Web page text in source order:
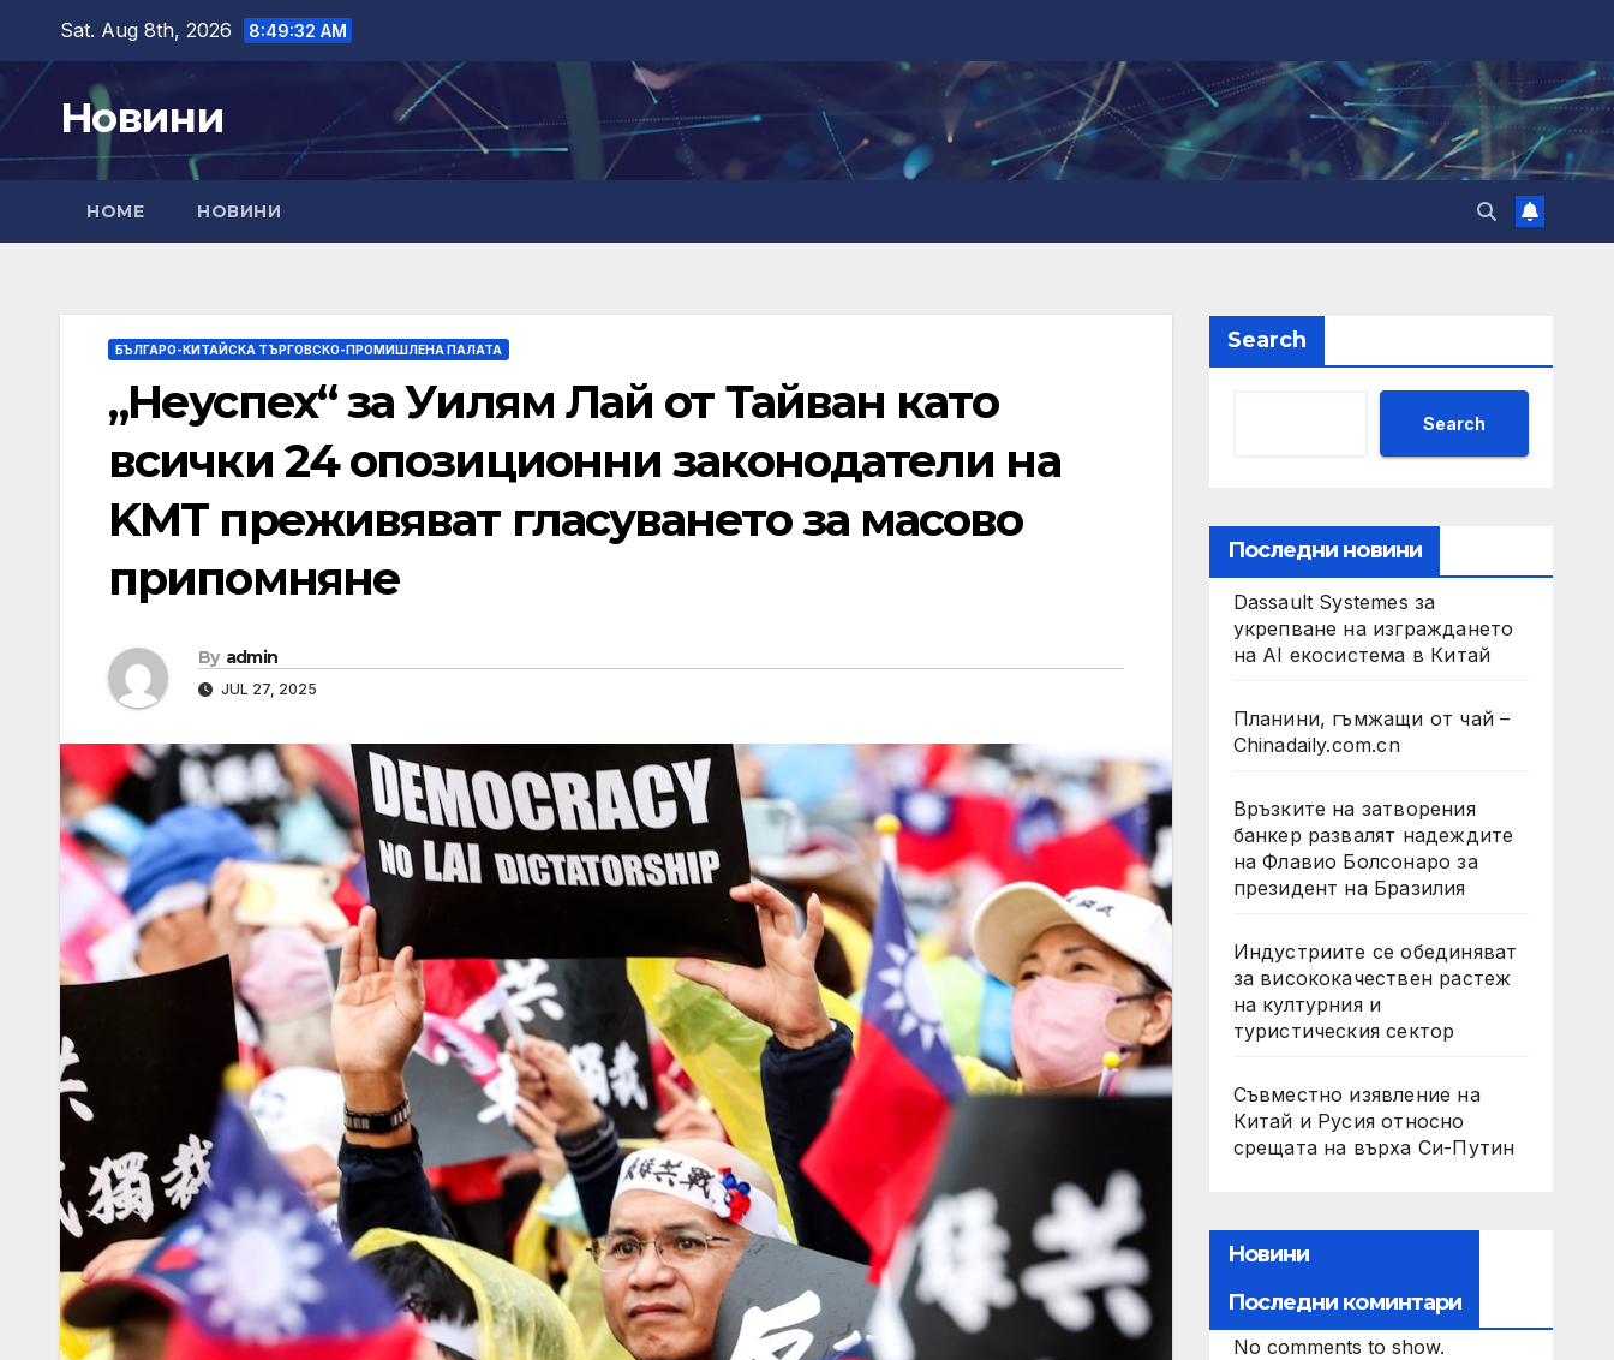
content
Sat. Aug 8th, 2026 8:49:33 AM
Новини
HOME НОВИНИ
БЪЛГАРО-КИТАЙСКА ТЪРГОВСКО-ПРОМИШЛЕНА ПАЛАТА
„Неуспех“ за Уилям Лай от Тайван като
всички 24 опозиционни законодатели на
KMT преживяват гласуването за масово
припомняне
By admin
JUL 27, 2025
Search
Search
Последни новини
Dassault Systemes за
укрепване на изграждането
на AI екосистема в Китай
Планини, гъмжащи от чай –
Chinadaily.com.cn
Връзките на затворения
банкер развалят надеждите
на Флавио Болсонаро за
президент на Бразилия
Индустриите се обединяват
за висококачествен растеж
на културния и
туристическия сектор
Съвместно изявление на
Китай и Русия относно
срещата на върха Си-Путин
Новини
Последни коминтари
No comments to show.